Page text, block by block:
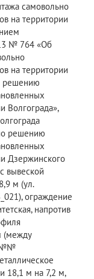
самовольно
на территории
№ 764 «Об
на территории
решению
Волгограда»,
решению
Дзержинского
вывеской
м (ул.
ограждение
напротив
(между
№№
18,1 м на 7,2 м,